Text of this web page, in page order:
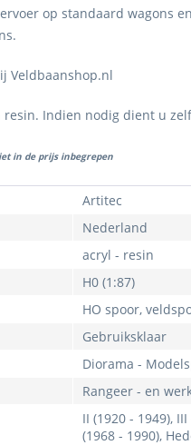
op standaard wagons
Veldbaanshop.nl
Indien nodig dient u
in de prijs inbegrepen
Artitec
Nederland
acryl - resin
H0 (1:87)
HO spoor,
Gebruiksklaar
Diorama -
Rangeer - en
II (1920 - 1949),
(1968 - 1990),